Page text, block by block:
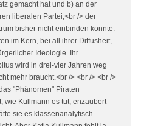
gemacht hat und b) an der
liberalen Partei,<br /> der
bisher nicht einbinden konnte.
im Kern, bei all ihrer Diffusheit,
Ideologie. Ihr
wird in drei-vier Jahren weg
mehr braucht.<br /> <br /> <br />
"Phänomen" Piraten
wie Kullmann es tut, enzaubert
sie es klassenanalytisch